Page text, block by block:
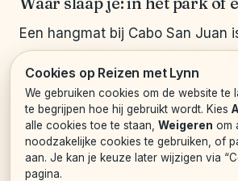
Een hangmat bij Cabo San Juan
op zich. Je ligt hoog op een rots,
kanten uitzicht op zee. De wind
flink aantrekken, dus een dun
overbodige luxe. De plekken zijn
je hier wilt slapen, zorg dat je op
bent om te reserveren. In drukke
Cookies op Reizen met Lynn
We gebruiken cookies om de website te
te begrijpen hoe hij gebruikt wordt. Kies
alle cookies toe te staan, Weigeren om
noodzakelijke cookies te gebruiken, of
aan. Je kan je keuze later wijzigen via
pagina.